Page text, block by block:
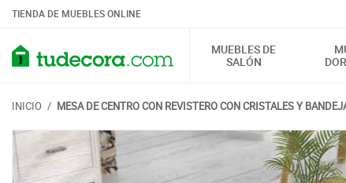
TIENDA DE MUEBLES ONLINE
MUEBLES DE
SALÓN
INICIO / MESA DE CENTRO CON REVISTERO CON CRISTALES Y